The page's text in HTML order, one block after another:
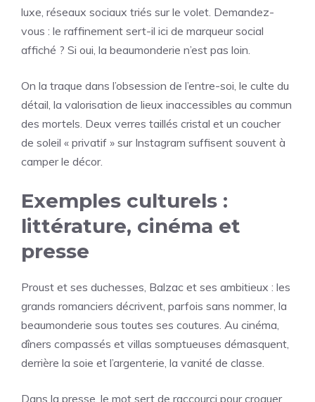
luxe, réseaux sociaux triés sur le volet. Demandez-
vous : le raffinement sert-il ici de marqueur social
affiché ? Si oui, la beaumonderie n’est pas loin.
On la traque dans l’obsession de l’entre-soi, le culte du
détail, la valorisation de lieux inaccessibles au commun
des mortels. Deux verres taillés cristal et un coucher
de soleil « privatif » sur Instagram suffisent souvent à
camper le décor.
Exemples culturels :
littérature, cinéma et
presse
Proust et ses duchesses, Balzac et ses ambitieux : les
grands romanciers décrivent, parfois sans nommer, la
beaumonderie sous toutes ses coutures. Au cinéma,
dîners compassés et villas somptueuses démasquent,
derrière la soie et l’argenterie, la vanité de classe.
Dans la presse, le mot sert de raccourci pour croquer